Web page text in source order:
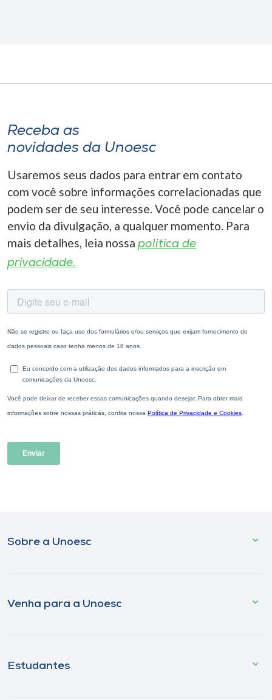
Receba as
novidades da Unoesc
Usaremos seus dados para entrar em contato
com você sobre informações correlacionadas que
podem ser de seu interesse. Você pode cancelar o
envio da divulgação, a qualquer momento. Para
mais detalhes, leia nossa política de
privacidade.
Sobre a Unoesc
Venha para a Unoesc
Estudantes